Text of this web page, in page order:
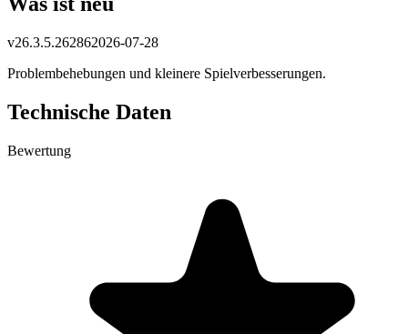
v26.3.5.262862026-07-28
Problembehebungen und kleinere Spielverbesserungen.
Technische Daten
Bewertung